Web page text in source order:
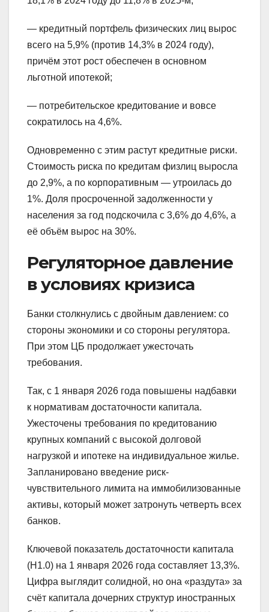
— кредитный портфель физических лиц вырос
всего на 5,9% (против 14,3% в 2024 году),
причём этот рост обеспечен в основном
льготной ипотекой;
— потребительское кредитование и вовсе
сократилось на 4,6%.
Одновременно с этим растут кредитные риски.
Стоимость риска по кредитам физлиц выросла
до 2,9%, а по корпоративным — утроилась до
1%. Доля просроченной задолженности у
населения за год подскочила с 3,6% до 4,6%, а
её объём вырос на 30%.
Регуляторное давление
в условиях кризиса
Банки столкнулись с двойным давлением: со
стороны экономики и со стороны регулятора.
При этом ЦБ продолжает ужесточать
требования.
Так, с 1 января 2026 года повышены надбавки
к нормативам достаточности капитала.
Ужесточены требования по кредитованию
крупных компаний с высокой долговой
нагрузкой и ипотеке на индивидуальное жилье.
Запланировано введение риск-
чувствительного лимита на иммобилизованные
активы, который может затронуть четверть всех
банков.
Ключевой показатель достаточности капитала
(Н1.0) на 1 января 2026 года составляет 13,3%.
Цифра выглядит солидной, но она «раздута» за
счёт капитала дочерних структур иностранных